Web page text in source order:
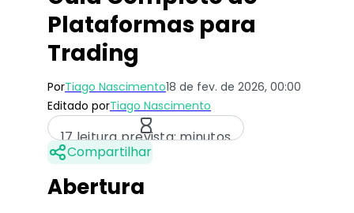
Plataformas para
Trading
PorTiago Nascimento18 de fev. de 2026, 00:00
Editado porTiago Nascimento
17 leitura prevista: minutos
Compartilhar
Abertura